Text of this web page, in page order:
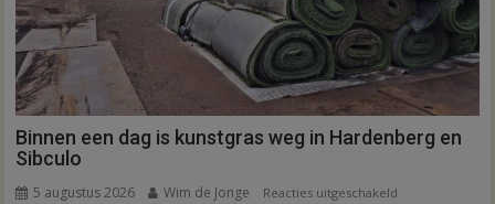
Binnen een dag is kunstgras weg in Hardenberg en
Sibculo
5 augustus 2026 Wim de Jonge Reacties uitgeschakeld